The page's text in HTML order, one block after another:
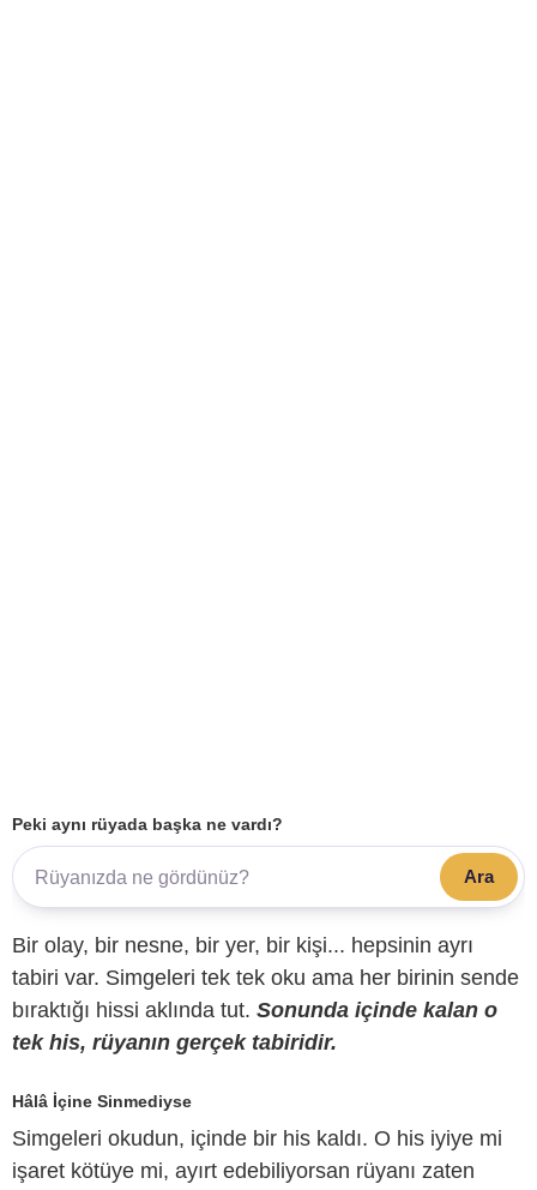
Peki aynı rüyada başka ne vardı?
Ara
Bir olay, bir nesne, bir yer, bir kişi... hepsinin ayrı
tabiri var. Simgeleri tek tek oku ama her birinin sende
bıraktığı hissi aklında tut. Sonunda içinde kalan o
tek his, rüyanın gerçek tabiridir.
Hâlâ İçine Sinmediyse
Simgeleri okudun, içinde bir his kaldı. O his iyiye mi
işaret kötüye mi, ayırt edebiliyorsan rüyanı zaten